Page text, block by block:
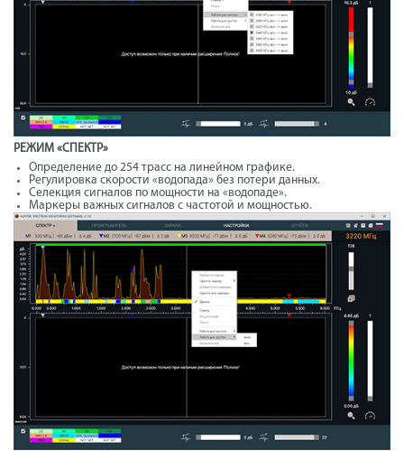
РЕЖИМ «СПЕКТР»
Определение до 254 трасс на линейном графике.
Регулировка скорости «водопада» без потери данных.
Селекция сигналов по мощности на «водопаде».
Маркеры важных сигналов с частотой и мощностью.